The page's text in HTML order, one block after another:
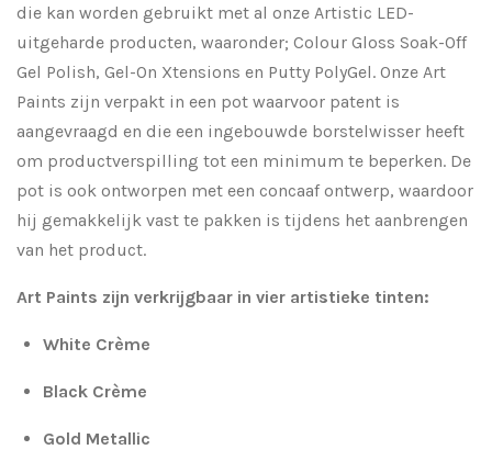
die kan worden gebruikt met al onze Artistic LED-
uitgeharde producten, waaronder; Colour Gloss Soak-Off
Gel Polish, Gel-On Xtensions en Putty PolyGel. Onze Art
Paints zijn verpakt in een pot waarvoor patent is
aangevraagd en die een ingebouwde borstelwisser heeft
om productverspilling tot een minimum te beperken. De
pot is ook ontworpen met een concaaf ontwerp, waardoor
hij gemakkelijk vast te pakken is tijdens het aanbrengen
van het product.
Art Paints zijn verkrijgbaar in vier artistieke tinten:
White Crème
Black Crème
Gold Metallic